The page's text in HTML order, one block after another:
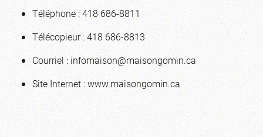
Téléphone : 418 686-8811
Télécopieur : 418 686-8813
Courriel :infomaison@maisongomin.ca
Site Internet : www.maisongomin.ca